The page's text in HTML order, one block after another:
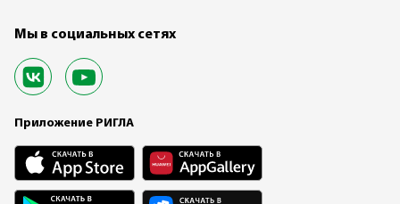
Мы в социальных сетях
Приложение РИГЛА